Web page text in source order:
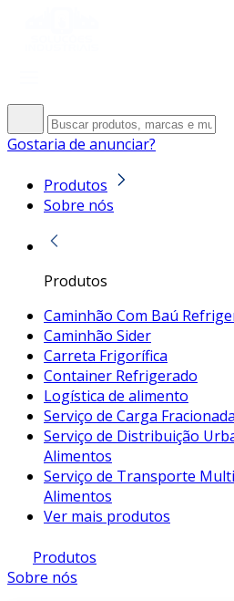
Gostaria de anunciar?
Produtos
Sobre nós
Produtos
Caminhão Com Baú
Caminhão Sider
Carreta Frigorífica
Container Refrigerado
Logística de alimento
Serviço de Carga
Serviço de Distribuição
Alimentos
Serviço de Transporte
Alimentos
Ver mais produtos
Produtos
Sobre nós